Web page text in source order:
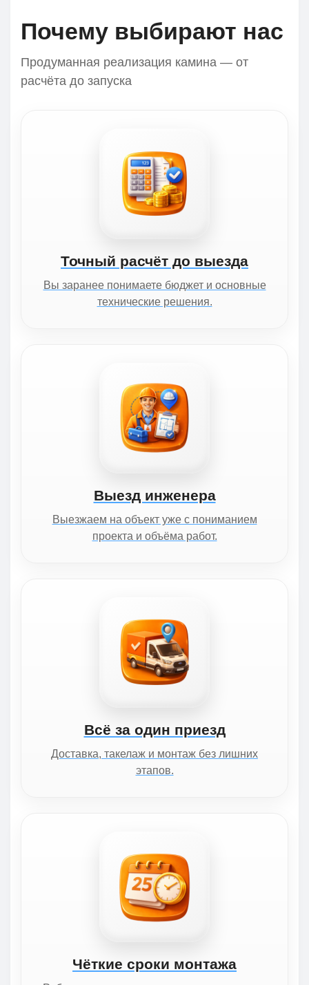
Почему выбирают нас
Продуманная реализация камина — от
расчёта до запуска
Точный расчёт до выезда
Вы заранее понимаете бюджет и основные
технические решения.
Выезд инженера
Выезжаем на объект уже с пониманием
проекта и объёма работ.
Всё за один приезд
Доставка, такелаж и монтаж без лишних
этапов.
Чёткие сроки монтажа